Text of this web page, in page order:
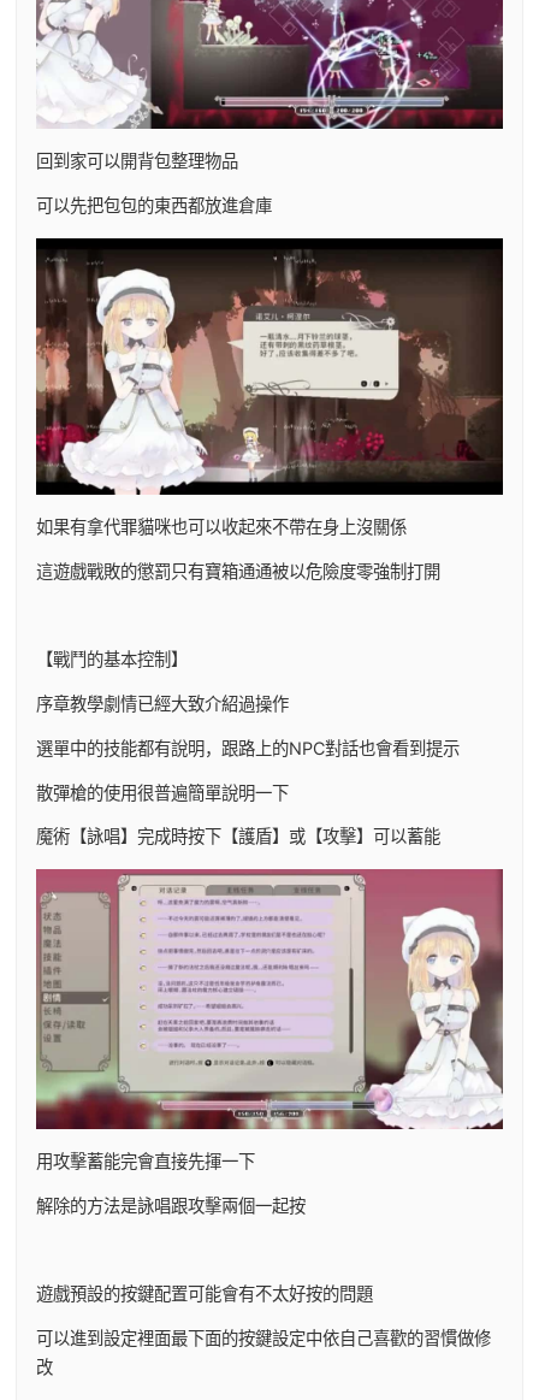
回到家可以開背包整理物品
可以先把包包的東西都放進倉庫
如果有拿代罪貓咪也可以收起來不帶在身上沒關係
這遊戲戰敗的懲罰只有寶箱通通被以危險度零強制打開
【戰鬥的基本控制】
序章教學劇情已經大致介紹過操作
選單中的技能都有說明，跟路上的NPC對話也會看到提示
散彈槍的使用很普遍簡單說明一下
魔術【詠唱】完成時按下【護盾】或【攻擊】可以蓄能
用攻擊蓄能完會直接先揮一下
解除的方法是詠唱跟攻擊兩個一起按
遊戲預設的按鍵配置可能會有不太好按的問題
可以進到設定裡面最下面的按鍵設定中依自己喜歡的習慣做修
改